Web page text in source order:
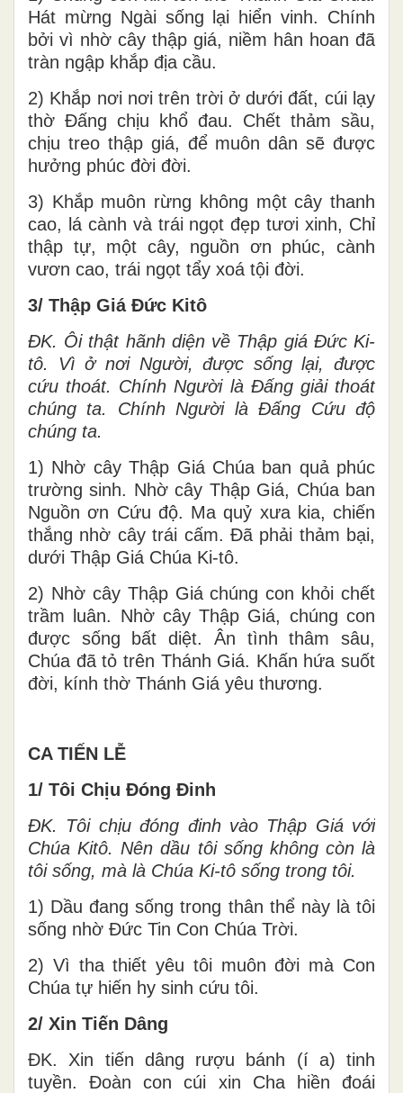
Hát mừng Ngài sống lại hiển vinh. Chính
bởi vì nhờ cây thập giá, niềm hân hoan đã
tràn ngập khắp địa cầu.
2) Khắp nơi nơi trên trời ở dưới đất, cúi lạy
thờ Đấng chịu khổ đau. Chết thảm sầu,
chịu treo thập giá, để muôn dân sẽ được
hưởng phúc đời đời.
3) Khắp muôn rừng không một cây thanh
cao, lá cành và trái ngọt đẹp tươi xinh, Chỉ
thập tự, một cây, nguồn ơn phúc, cành
vươn cao, trái ngọt tẩy xoá tội đời.
3/ Thập Giá Đức Kitô
ĐK. Ôi thật hãnh diện về Thập giá Đức Ki-
tô. Vì ở nơi Người, được sống lại, được
cứu thoát. Chính Người là Đấng giải thoát
chúng ta. Chính Người là Đấng Cứu độ
chúng ta.
1) Nhờ cây Thập Giá Chúa ban quả phúc
trường sinh. Nhờ cây Thập Giá, Chúa ban
Nguồn ơn Cứu độ. Ma quỷ xưa kia, chiến
thắng nhờ cây trái cấm. Đã phải thảm bại,
dưới Thập Giá Chúa Ki-tô.
2) Nhờ cây Thập Giá chúng con khỏi chết
trầm luân. Nhờ cây Thập Giá, chúng con
được sống bất diệt. Ân tình thâm sâu,
Chúa đã tỏ trên Thánh Giá. Khấn hứa suốt
đời, kính thờ Thánh Giá yêu thương.
CA TIẾN LỄ
1/ Tôi Chịu Đóng Đinh
ĐK. Tôi chịu đóng đinh vào Thập Giá với
Chúa Kitô. Nên dầu tôi sống không còn là
tôi sống, mà là Chúa Ki-tô sống trong tôi.
1) Dầu đang sống trong thân thể này là tôi
sống nhờ Đức Tin Con Chúa Trời.
2) Vì tha thiết yêu tôi muôn đời mà Con
Chúa tự hiến hy sinh cứu tôi.
2/ Xin Tiến Dâng
ĐK. Xin tiến dâng rượu bánh (í a) tinh
tuyền. Đoàn con cúi xin Cha hiền đoái